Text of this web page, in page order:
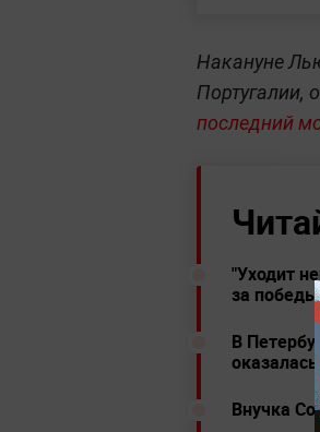
Накануне
Португалии,
последний
"Уходит
за победы
В
Внучка